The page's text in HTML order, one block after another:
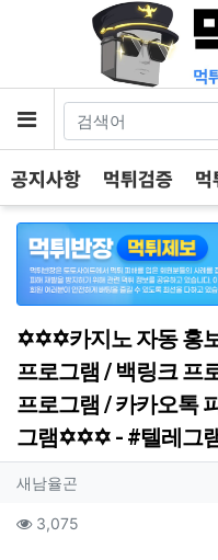
메뉴
공지사항 먹튀검증 먹
✡️✡️✡️카지노 자동 홍
프로그램 / 백링크 프
프로그램 / 카카오톡
그램✡️✡️✡️ - #텔레그
작성자 정보
새남율곤
컨텐츠 정보
3,075